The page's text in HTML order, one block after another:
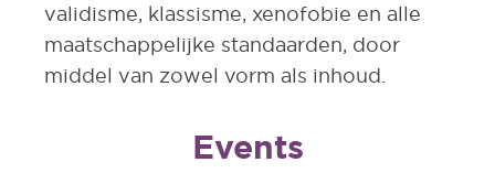
validisme, klassisme, xenofobie en alle
maatschappelijke standaarden, door
middel van zowel vorm als inhoud.
Events